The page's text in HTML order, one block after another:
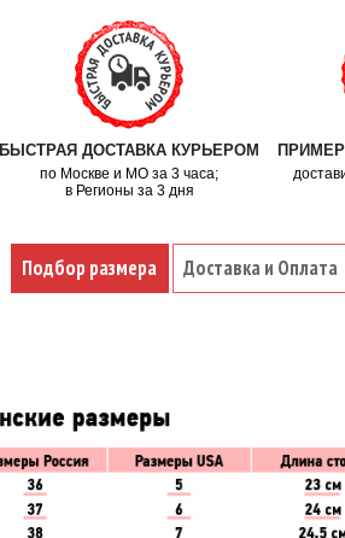
БЫСТРАЯ ДОСТАВКА КУРЬЕРОМ
по Москве и МО за 3 часа;
в Регионы за 3 дня
Подбор размера Доставка и Оплата